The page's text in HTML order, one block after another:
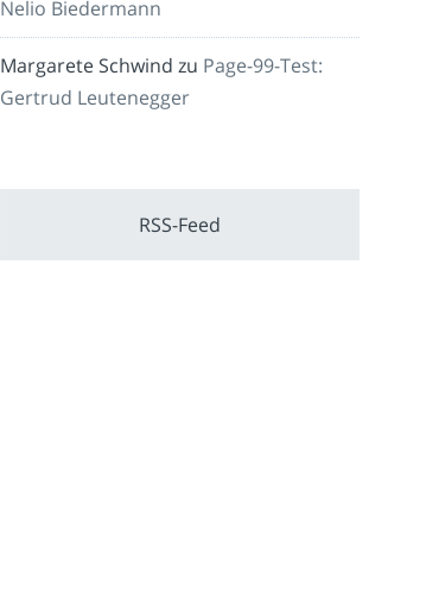
Nelio Biedermann
Margarete Schwind zu Page-99-Test:
Gertrud Leutenegger
RSS-Feed